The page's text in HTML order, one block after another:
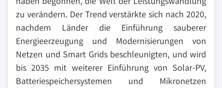
zu verändern. Der Trend verstärkte sich nach 2020,
nachdem Länder die Einführung sauberer
Energieerzeugung und Modernisierungen von
Netzen und Smart Grids beschleunigten, und wird
bis 2035 mit weiterer Einführung von Solar-PV,
Batteriespeichersystemen und Mikronetzen